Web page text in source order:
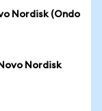
Nordisk (Ondo
Nordisk